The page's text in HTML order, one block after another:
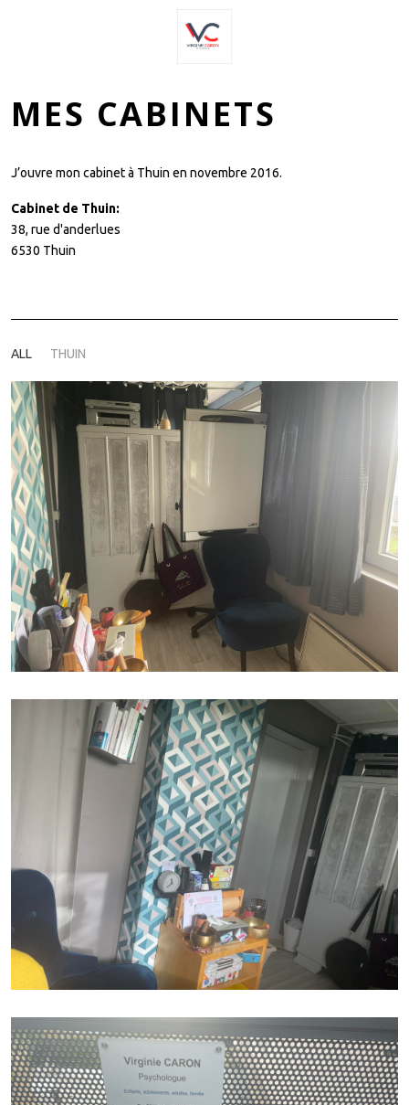
MES CABINETS
J’ouvre mon cabinet à Thuin en novembre 2016.
Cabinet de Thuin:
38, rue d'anderlues
6530 Thuin
ALL THUIN